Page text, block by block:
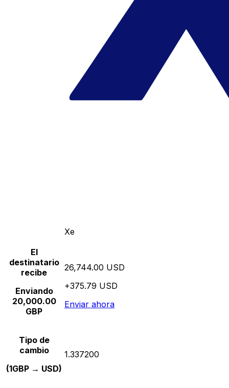
Xe
El
destinatario
recibe
Enviando
20,000.00
GBP
26,744.00 USD
+375.79 USD
Enviar ahora
Tipo de
cambio
(1GBP → USD)
1.337200